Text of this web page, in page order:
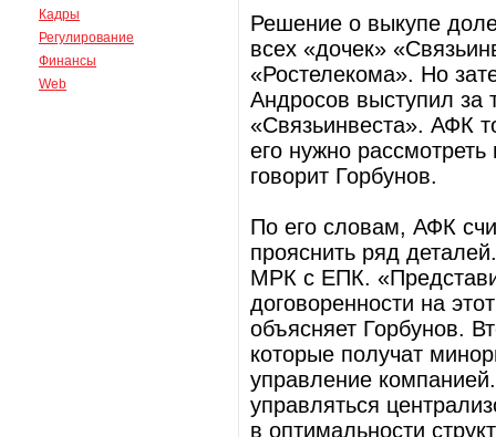
Кадры
Регулирование
Финансы
Web
Решение о выкупе
всех «дочек»
«Ростелекома». Но
Андросов выступил за
«Связьинвеста». АФК
его нужно
говорит Горбунов.
По его словам, АФК
прояснить ряд
МРК с ЕПК.
договоренности на
объясняет Горбунов.
которые получат
управление
управляться
в оптимальности